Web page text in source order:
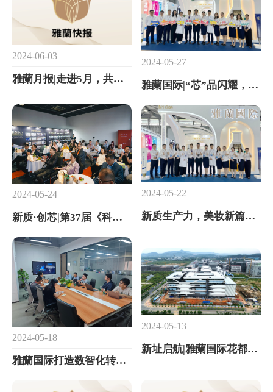
2024-06-03
雅蘭月报|走进5月，共赏时光里的美好瞬间
2024-05-27
雅蘭国际|“芯”品闪耀，六大专区揭秘美妆智造新高度！
2024-05-24
新质·创芯|第37届《科技与品牌》研讨会圆满落幕
2024-05-22
新质生产力，美妆新篇章|雅蘭国际亮相CBE上海展，等您光临！
2024-05-18
雅蘭国际打造数智化转型标杆，建设实验室自动打样系统
2024-05-13
新址启航|雅蘭国际花都新址项目即将投产！